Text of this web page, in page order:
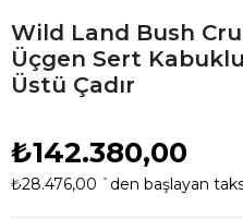
Wild Land Bush
Üçgen Sert
Üstü Çadır
₺142.380,00
₺28.476,00 `den başlayan